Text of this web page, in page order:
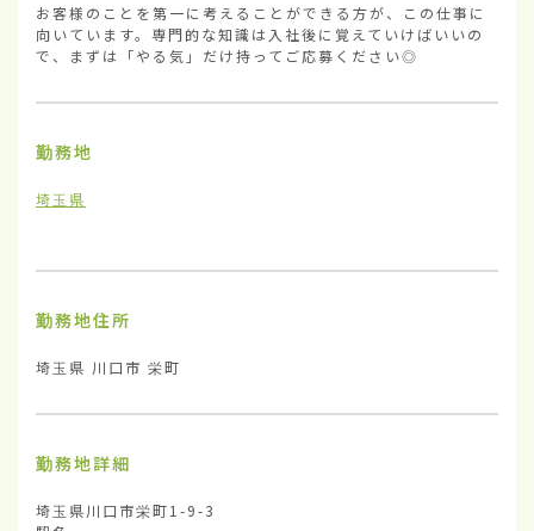
お客様のことを第一に考えることができる方が、この仕事に
向いています。専門的な知識は入社後に覚えていけばいいの
で、まずは「やる気」だけ持ってご応募ください◎
勤務地
埼玉県
勤務地住所
埼玉県 川口市 栄町
勤務地詳細
埼玉県川口市栄町1-9-3